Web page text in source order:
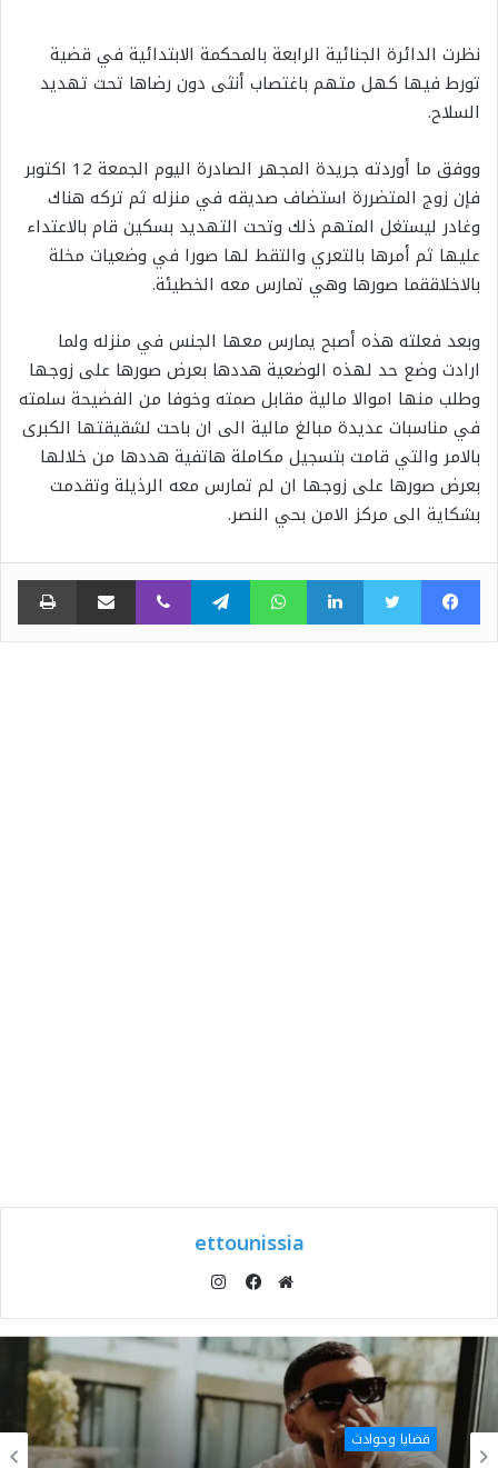
نظرت الدائرة الجنائية الرابعة بالمحكمة الابتدائية في قضية
تورط فيها كهل متهم باغتصاب أنثى دون رضاها تحت تهديد
السلاح.
ووفق ما أوردته جريدة المجهر الصادرة اليوم الجمعة 12 اكتوبر
فإن زوج المتضررة استضاف صديقه في منزله ثم تركه هناك
وغادر ليستغل المتهم ذلك وتحت التهديد بسكين قام بالاعتداء
عليها ثم أمرها بالتعري والتقط لها صورا في وضعيات مخلة
بالاخلاققما صورها وهي تمارس معه الخطيئة.
وبعد فعلته هذه أصبح يمارس معها الجنس في منزله ولما
ارادت وضع حد لهذه الوضعية هددها بعرض صورها على زوجها
وطلب منها اموالا مالية مقابل صمته وخوفا من الفضيحة سلمته
في مناسبات عديدة مبالغ مالية الى ان باحت لشقيقتها الكبرى
بالامر والتي قامت بتسجيل مكاملة هاتفية هددها من خلالها
بعرض صورها على زوجها ان لم تمارس معه الرذيلة وتقدمت
بشكاية الى مركز الامن بحي النصر.
فيسبوك تويتر لينكدإن واتساب تيلقرام ڤايبر مشاركة عبر البريد
ettounissia
الويب
قضايا وحوادث